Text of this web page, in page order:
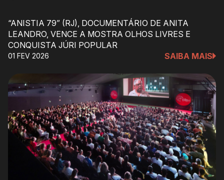
“ANISTIA 79” (RJ), DOCUMENTÁRIO DE ANITA
LEANDRO, VENCE A MOSTRA OLHOS LIVRES E
CONQUISTA JÚRI POPULAR
01 FEV 2026 SAIBA MAIS